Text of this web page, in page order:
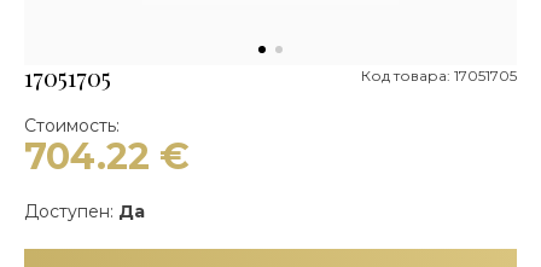
17051705 Код товара: 17051705
Стоимость:
704.22 €
Доступен: Да